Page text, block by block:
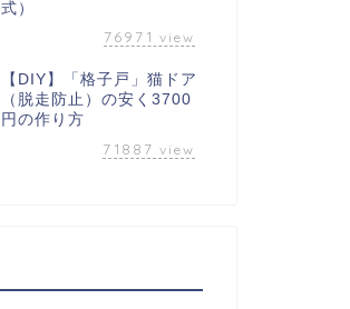
式）
76971 view
【DIY】「格子戸」猫ドア
（脱走防止）の安く3700
円の作り方
71887 view